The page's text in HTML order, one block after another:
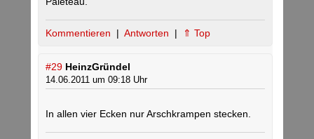
Kommentieren | Antworten | ⇑ Top
#29 HeinzGründel
14.06.2011 um 09:18 Uhr
In allen vier Ecken nur Arschkrampen stecken.